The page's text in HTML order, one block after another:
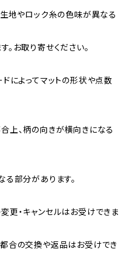
生地やロック糸の色味が異なる
。お取り寄せください。
ドによってマットの形状や点数
上、柄の向きが横向きになる
る部分があります。
更・キャンセルはお受けできま
合の交換や返品はお受けでき